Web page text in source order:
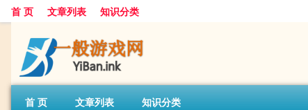
首 页 文章列表 知识分类
首 页 文章列表 知识分类